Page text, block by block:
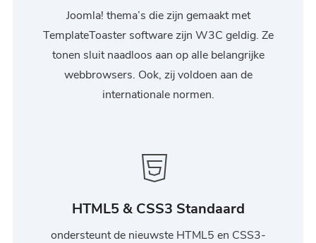
Joomla! thema’s die zijn gemaakt met
TemplateToaster software zijn W3C geldig. Ze
tonen sluit naadloos aan op alle belangrijke
webbrowsers. Ook, zij voldoen aan de
internationale normen.
HTML5 & CSS3 Standaard
ondersteunt de nieuwste HTML5 en CSS3-